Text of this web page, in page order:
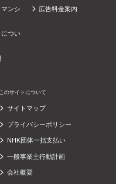
ンシ
つい
広告料金案内
このサイトについて
サイトマップ
プライバシーポリシー
NHK団体一括支払い
一般事業主行動計画
会社概要